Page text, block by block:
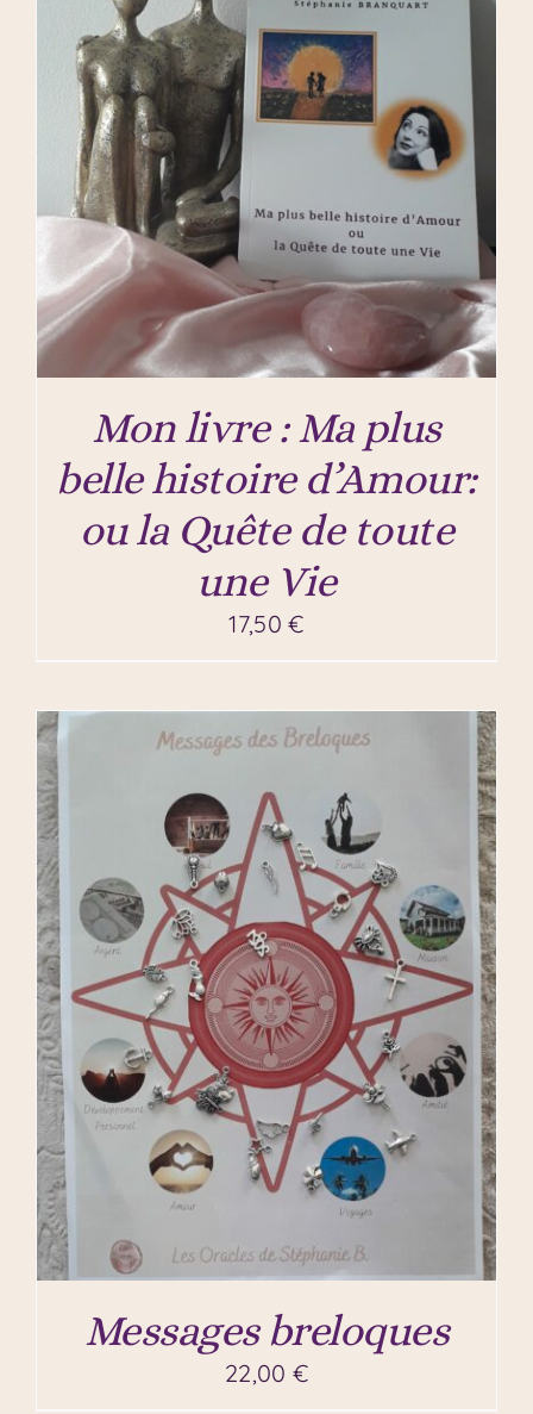
Mon livre : Ma plus
belle histoire d’Amour:
ou la Quête de toute
une Vie
17,50€
Messages breloques
22,00 €